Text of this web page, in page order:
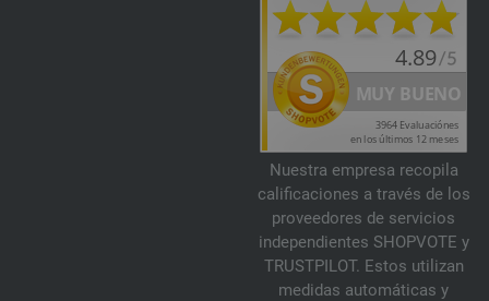
Nuestra empresa recopila
calificaciones a través de los
proveedores de servicios
independientes SHOPVOTE y
TRUSTPILOT. Estos utilizan
medidas automáticas y